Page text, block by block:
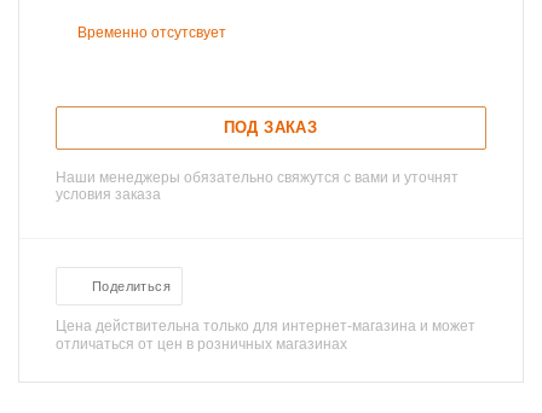
Временно отсутсвует
ПОД ЗАКАЗ
Наши менеджеры обязательно свяжутся с вами и уточнят
условия заказа
Поделиться
Цена действительна только для интернет-магазина и может
отличаться от цен в розничных магазинах